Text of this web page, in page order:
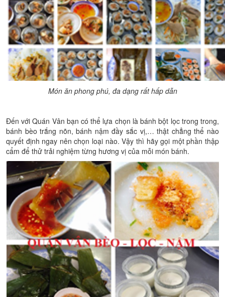
Món ăn phong phú, đa dạng rất hấp dẫn
Đến với Quán Vân bạn có thể lựa chọn là bánh bột lọc trong trong,
bánh bèo trắng nõn, bánh nậm đầy sắc vị,… thật chẳng thể nào
quyết định ngay nên chọn loại nào. Vậy thì hãy gọi một phần thập
cẩm để thử trải nghiệm từng hương vị của mỗi món bánh.